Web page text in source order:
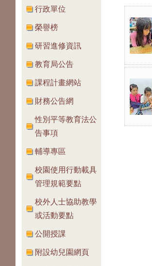
行政單位
榮譽榜
研習進修資訊
教育局公告
課程計畫網站
財務公告網
性別平等教育法公
告事項
輔導專區
校園使用行動載具
管理規範要點
校外人士協助教學
或活動要點
公開授課
附設幼兒園網頁